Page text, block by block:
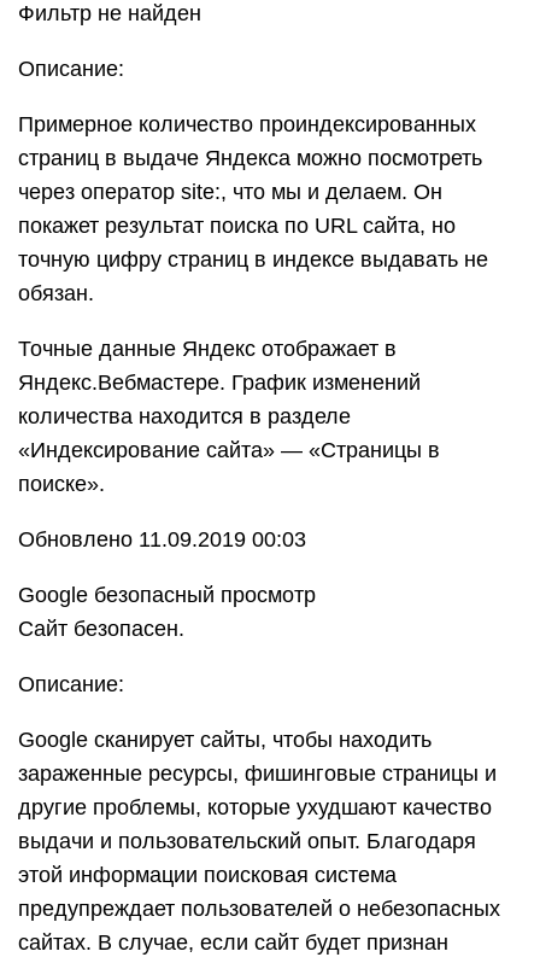
Фильтр не найден
Описание:
Примерное количество проиндексированных
страниц в выдаче Яндекса можно посмотреть
через оператор site:, что мы и делаем. Он
покажет результат поиска по URL сайта, но
точную цифру страниц в индексе выдавать не
обязан.
Точные данные Яндекс отображает в
Яндекс.Вебмастере. График изменений
количества находится в разделе
«Индексирование сайта» — «Страницы в
поиске».
Обновлено 11.09.2019 00:03
Google безопасный просмотр
Сайт безопасен.
Описание:
Google сканирует сайты, чтобы находить
зараженные ресурсы, фишинговые страницы и
другие проблемы, которые ухудшают качество
выдачи и пользовательский опыт. Благодаря
этой информации поисковая система
предупреждает пользователей о небезопасных
сайтах. В случае, если сайт будет признан